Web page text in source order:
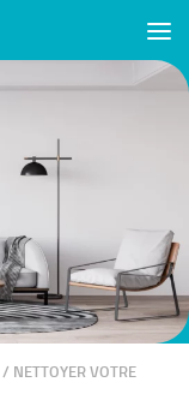
/ NETTOYER VOTRE